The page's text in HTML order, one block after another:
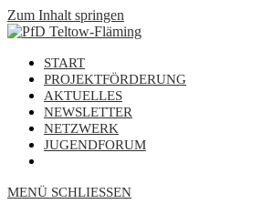
Zum Inhalt springen
START
PROJEKTFÖRDERUNG
AKTUELLES
NEWSLETTER
NETZWERK
JUGENDFORUM
MENÜ SCHLIESSEN